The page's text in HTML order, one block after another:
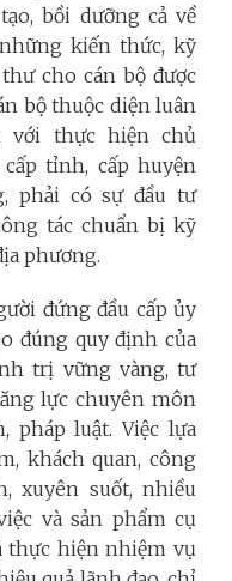
bồi dưỡng cả về
kiến thức, kỹ
cho cán bộ được
bộ thuộc diện luân
với thực hiện chủ
tỉnh, cấp huyện
phải có sự đầu tư
tác chuẩn bị kỹ
phương.
đứng đầu cấp ủy
đúng quy định của
trị vững vàng, tư
lực chuyên môn
pháp luật. Việc lựa
khách quan, công
xuyên suốt, nhiều
và sản phẩm cụ
thực hiện nhiệm vụ